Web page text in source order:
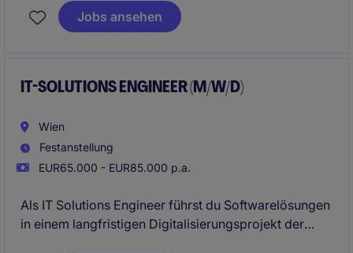
in the Salzburg region. Join a technically challenging
environment focused on process plant engineering
through detailed design and commissioning.
Jobs ansehen
IT-SOLUTIONS ENGINEER (M/W/D)
Wien
Festanstellung
EUR65.000 - EUR85.000 p.a.
Als IT Solutions Engineer führst du Softwarelösungen
in einem langfristigen Digitalisierungsprojekt der